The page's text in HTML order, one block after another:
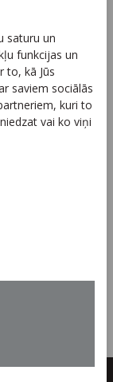
saturu un
funkcijas un
to, kā Jūs
saviem sociālās
kuri to
vai ko viņi
Pieteikties